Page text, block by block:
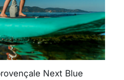
Next Blue